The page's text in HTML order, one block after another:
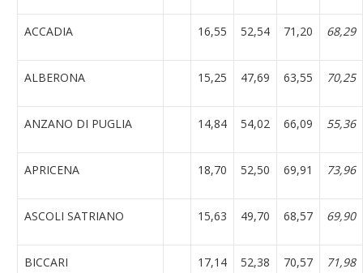
ACCADIA 16,55 52,54 71,20 68,29
ALBERONA 15,25 47,69 63,55 70,25
ANZANO DI PUGLIA 14,84 54,02 66,09 55,36
APRICENA 18,70 52,50 69,91 73,96
ASCOLI SATRIANO 15,63 49,70 68,57 69,90
BICCARI 17,14 52,38 70,57 71,98